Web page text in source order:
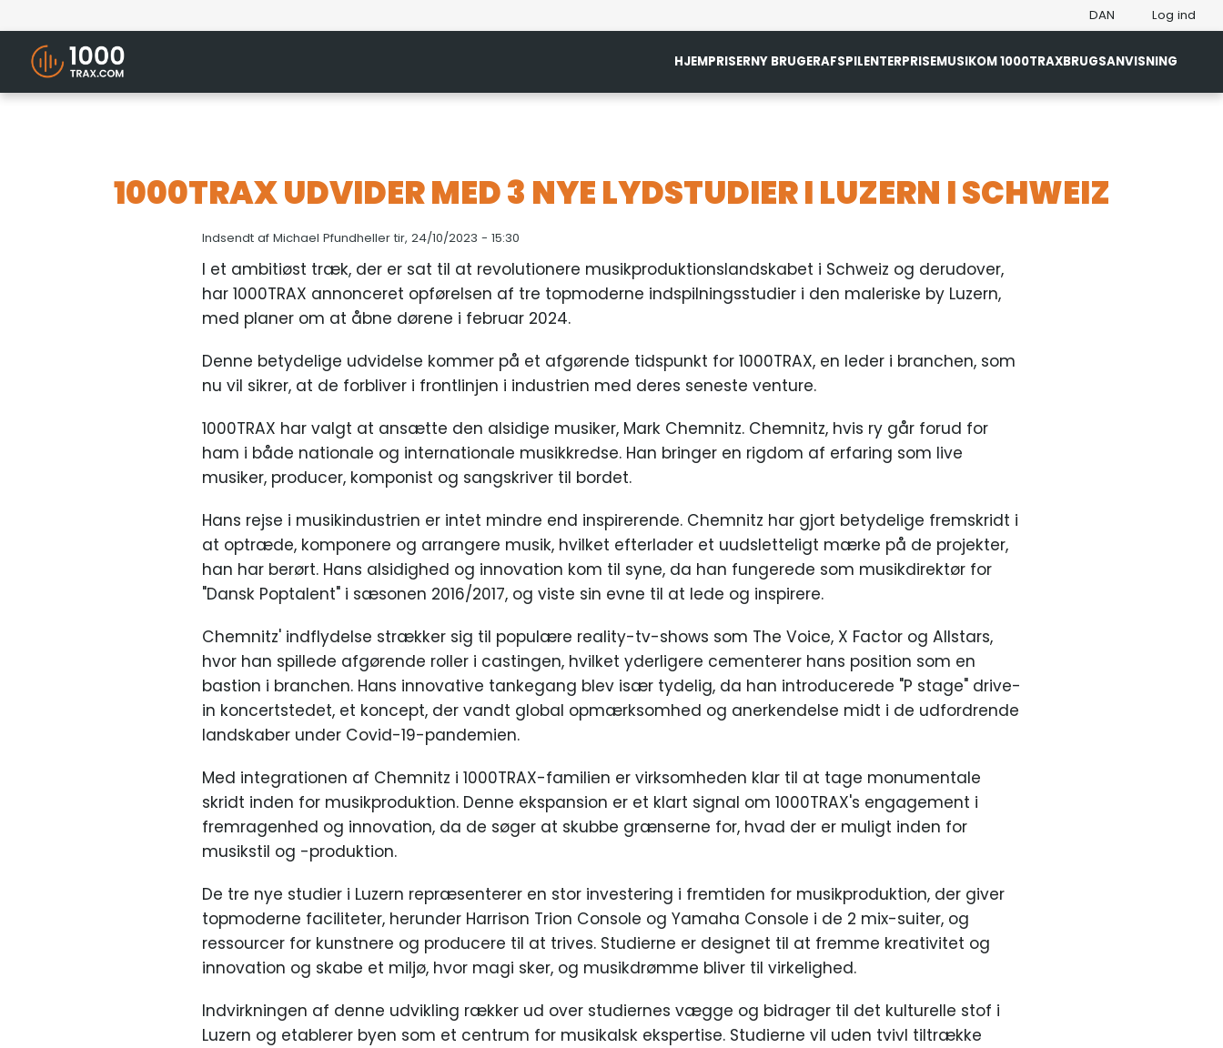
DAN Log ind
HJEMPRISERNY BRUGERAFSPILENTERPRISEMUSIKOM 1000TRAXBRUGSANVISNING
1000TRAX UDVIDER MED 3 NYE LYDSTUDIER I LUZERN I SCHWEIZ
Indsendt af Michael Pfundheller tir, 24/10/2023 - 15:30
I et ambitiøst træk, der er sat til at revolutionere musikproduktionslandskabet i Schweiz og derudover,
har 1000TRAX annonceret opførelsen af tre topmoderne indspilningsstudier i den maleriske by Luzern,
med planer om at åbne dørene i februar 2024.
Denne betydelige udvidelse kommer på et afgørende tidspunkt for 1000TRAX, en leder i branchen, som
nu vil sikrer, at de forbliver i frontlinjen i industrien med deres seneste venture.
1000TRAX har valgt at ansætte den alsidige musiker, Mark Chemnitz. Chemnitz, hvis ry går forud for
ham i både nationale og internationale musikkredse. Han bringer en rigdom af erfaring som live
musiker, producer, komponist og sangskriver til bordet.
Hans rejse i musikindustrien er intet mindre end inspirerende. Chemnitz har gjort betydelige fremskridt i
at optræde, komponere og arrangere musik, hvilket efterlader et uudsletteligt mærke på de projekter,
han har berørt. Hans alsidighed og innovation kom til syne, da han fungerede som musikdirektør for
"Dansk Poptalent" i sæsonen 2016/2017, og viste sin evne til at lede og inspirere.
Chemnitz' indflydelse strækker sig til populære reality-tv-shows som The Voice, X Factor og Allstars,
hvor han spillede afgørende roller i castingen, hvilket yderligere cementerer hans position som en
bastion i branchen. Hans innovative tankegang blev især tydelig, da han introducerede "P stage" drive-
in koncertstedet, et koncept, der vandt global opmærksomhed og anerkendelse midt i de udfordrende
landskaber under Covid-19-pandemien.
Med integrationen af Chemnitz i 1000TRAX-familien er virksomheden klar til at tage monumentale
skridt inden for musikproduktion. Denne ekspansion er et klart signal om 1000TRAX's engagement i
fremragenhed og innovation, da de søger at skubbe grænserne for, hvad der er muligt inden for
musikstil og -produktion.
De tre nye studier i Luzern repræsenterer en stor investering i fremtiden for musikproduktion, der giver
topmoderne faciliteter, herunder Harrison Trion Console og Yamaha Console i de 2 mix-suiter, og
ressourcer for kunstnere og producere til at trives. Studierne er designet til at fremme kreativitet og
innovation og skabe et miljø, hvor magi sker, og musikdrømme bliver til virkelighed.
Indvirkningen af denne udvikling rækker ud over studiernes vægge og bidrager til det kulturelle stof i
Luzern og etablerer byen som et centrum for musikalsk ekspertise. Studierne vil uden tvivl tiltrække